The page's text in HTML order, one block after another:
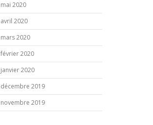
mai 2020
avril 2020
mars 2020
février 2020
janvier 2020
décembre 2019
novembre 2019